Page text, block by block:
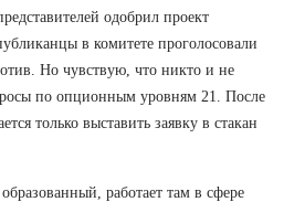
одобрил проект
в комитете проголосовали
Но чувствую, что никто и не
по опционным уровням 21. После
только выставить заявку в стакан
работает там в сфере